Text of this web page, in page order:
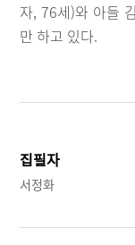
자, 76세)와 아들
만 하고 있다.
집필자
서정화